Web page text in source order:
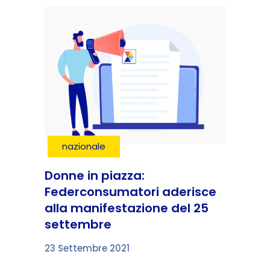
nazionale
Donne in piazza:
Federconsumatori aderisce
alla manifestazione del 25
settembre
23 Settembre 2021